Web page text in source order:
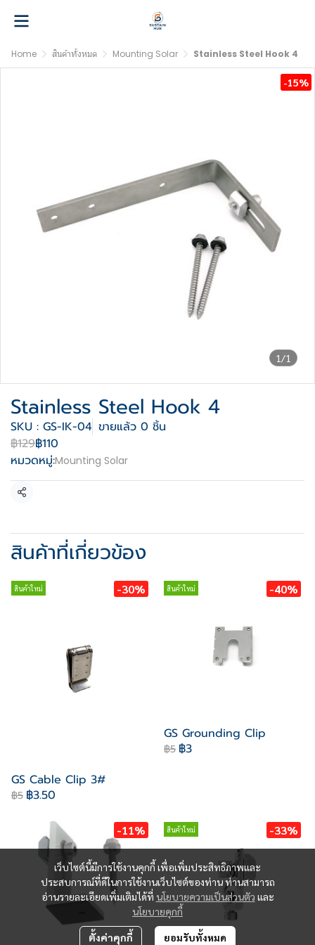
Home สินค้าทั้งหมด Mounting Solar Stainless Steel Hook 4
1/1
-15%
Stainless Steel Hook 4
SKU : GS-IK-04 ขายแล้ว 0 ชิ้น
฿129฿110
หมวดหมู่:Mounting Solar
แชร์
สินค้าที่เกี่ยวข้อง
สินค้าใหม่ -30%
GS Cable Clip 3#
฿5 ฿3.50
สินค้าใหม่ -40%
GS Grounding Clip
฿5 ฿3
-11% สินค้าใหม่ -33%
เว็บไซต์นี้มีการใช้งานคุกกี้ เพื่อเพิ่มประสิทธิภาพและ
ประสบการณ์ที่ดีในการใช้งานเว็บไซต์ของท่าน ท่านสามารถ
อ่านรายละเอียดเพิ่มเติมได้ที่ นโยบายความเป็นส่วนตัว และ
นโยบายคุกกี้
ตั้งค่าคุกกี้ ยอมรับทั้งหมด